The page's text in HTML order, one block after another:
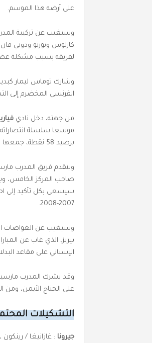
على أرضه هذا الموسم.
وسيغيب عن تركيبة
كارلوس وبورتو ودوني
لفريقه بسبب مشكلة
وشارك توماس ليمار
الفرنسي المخضرم إلى
من جهته، دخل نادي
موسعا سلسلة انتصاراته
برصيد 58 نقطة، جمعها من 18 فوزا وأربعة تعادلات وسبع هزائم في 29 مباراة.
صاحب المركز الخامس،
سيسعى بكل تأكيد إلى
2007-2008.
وسيغيب عن الغواصات
بيريز، الذي غاب عن
الإسباني على مقاعد
وقد يشرك المدرب
على الجناح الأيمن، ومن
التشكيلات
جيرونا : غازانيغا /